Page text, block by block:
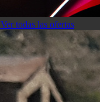
Ver todas las ofertas